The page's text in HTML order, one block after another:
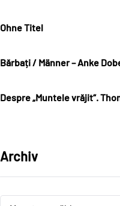
Ohne Titel
Bărbați / Männer – Anke
Despre „Muntele vrăjit“.
Archiv
Archiv
Archiv